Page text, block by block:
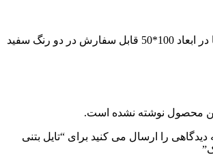
تایل بتنی مناسب نما در ابعاد 100*50 قابل سفارش در دو رنگ سفید
محصول نوشته نشده است.
دیدگاهی را ارسال می کنید برای “تایل بتنی